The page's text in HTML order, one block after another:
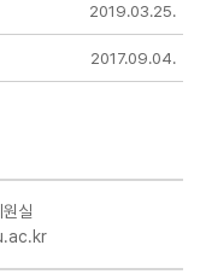
2019.03.25.
2017.09.04.
실